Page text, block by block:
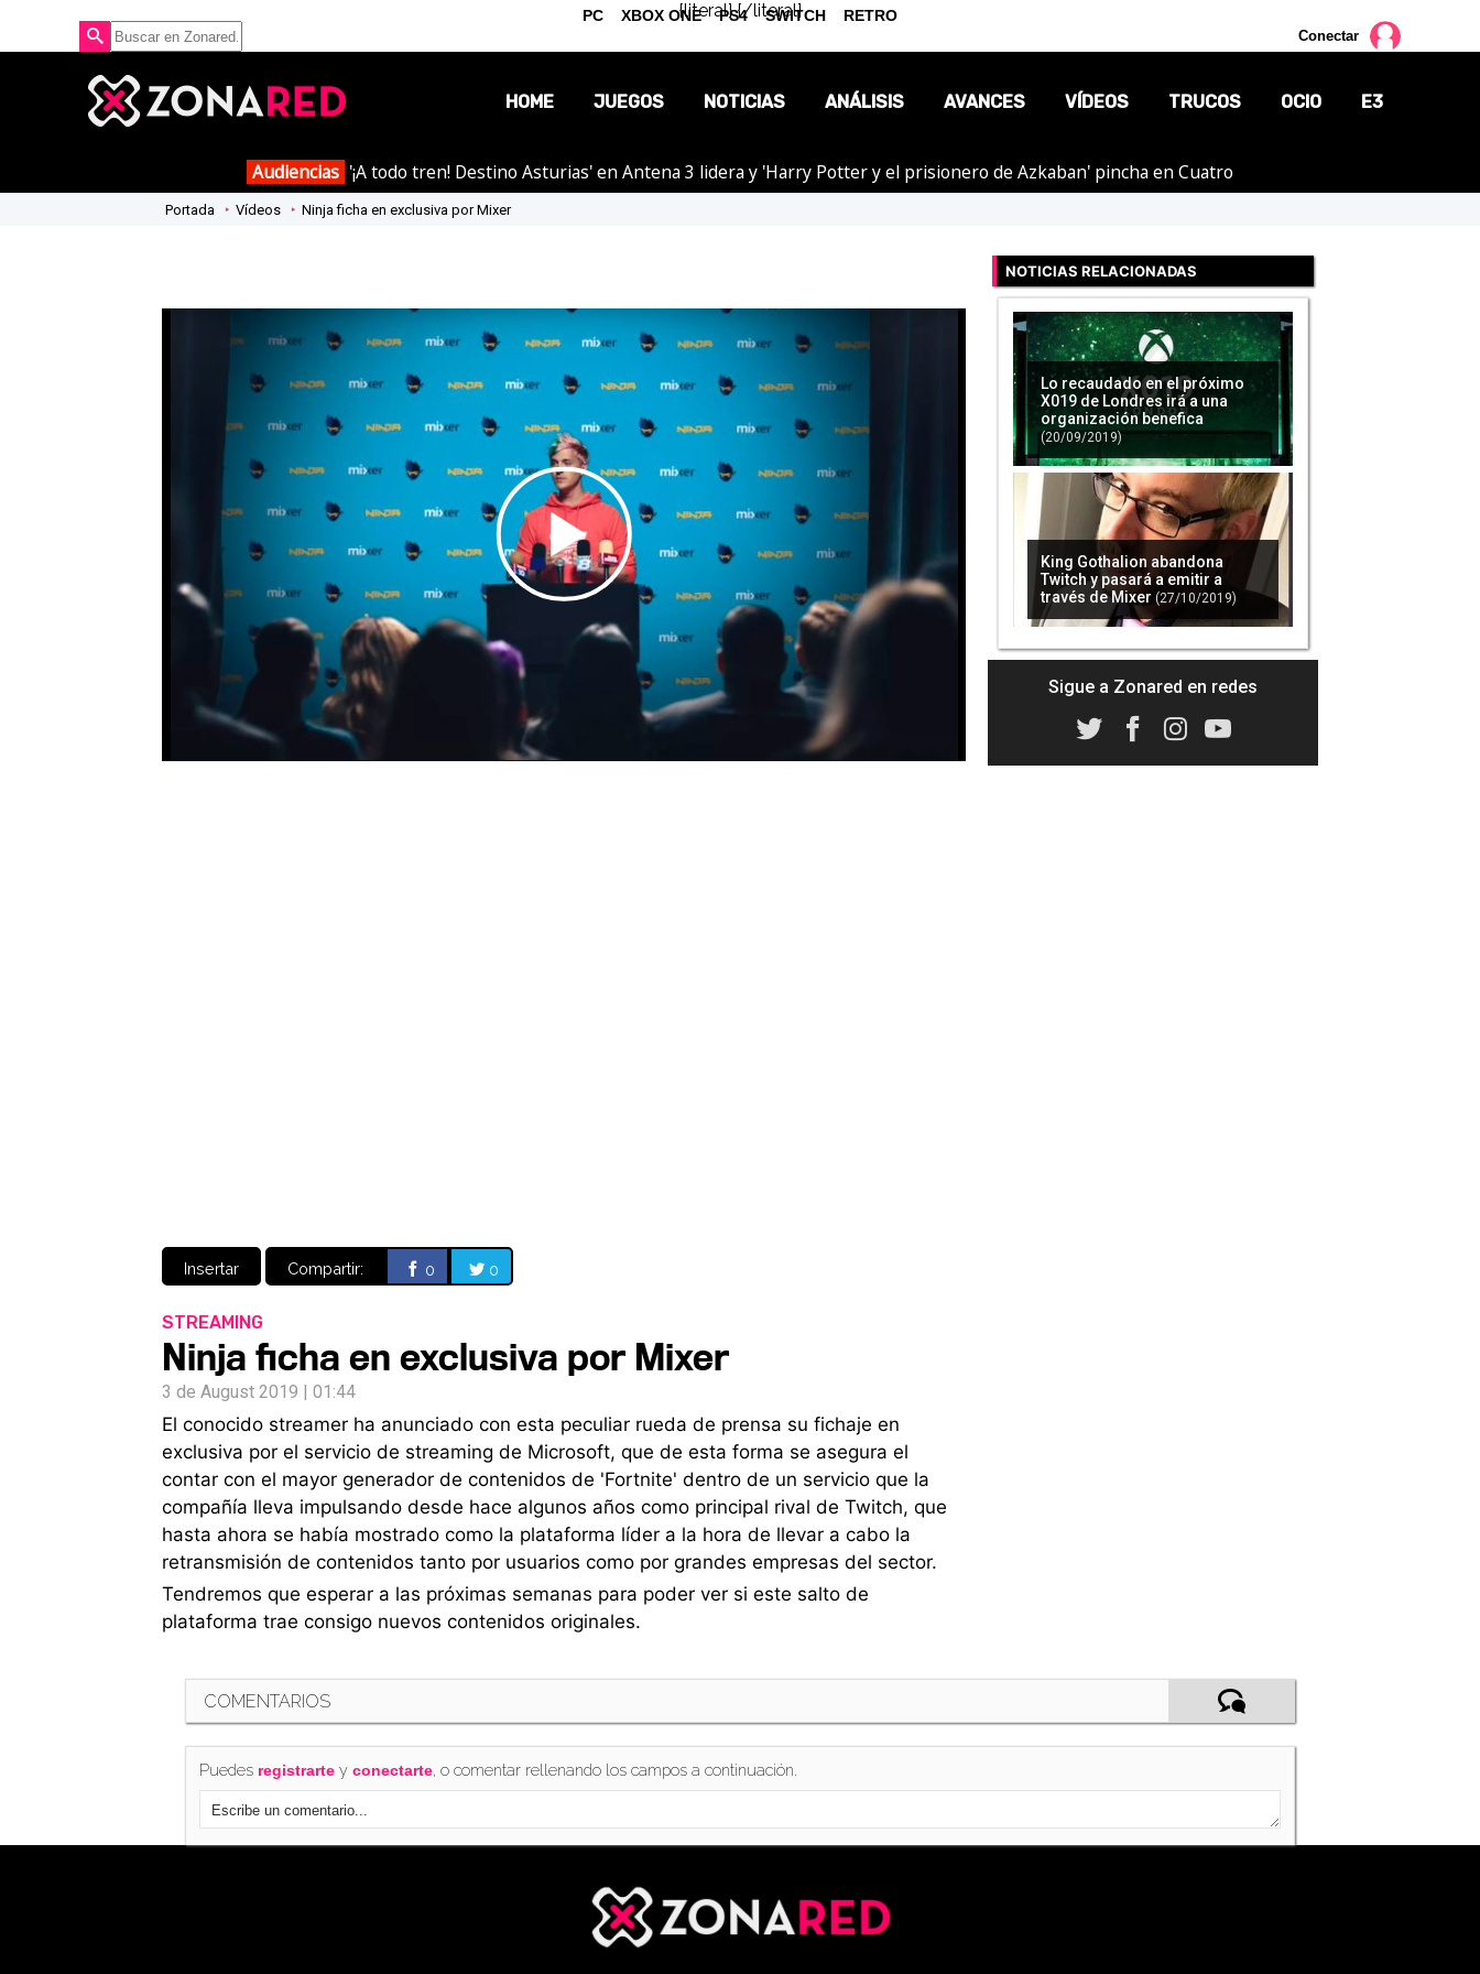
{literal}{/literal}
Conectar
HOME JUEGOS NOTICIAS
OPINIÓN
ANÁLISIS AVANCES VÍDEOS TRUCOS OCIO
MANGA
E3
Audiencias '¡A todo tren! Destino Asturias' en Antena 3 lidera y 'Harry Potter y el prisionero de Azkaban' pincha en Cuatro
Portada Vídeos Ninja ficha en exclusiva por Mixer
Play
Video
Insertar Compartir: 0 0
STREAMING
Ninja ficha en exclusiva por Mixer
3 de August 2019 | 01:44
El conocido streamer ha anunciado con esta peculiar rueda de prensa su fichaje en
exclusiva por el servicio de streaming de Microsoft, que de esta forma se asegura el
contar con el mayor generador de contenidos de 'Fortnite' dentro de un servicio que la
compañía lleva impulsando desde hace algunos años como principal rival de Twitch, que
hasta ahora se había mostrado como la plataforma líder a la hora de llevar a cabo la
retransmisión de contenidos tanto por usuarios como por grandes empresas del sector.
Tendremos que esperar a las próximas semanas para poder ver si este salto de
plataforma trae consigo nuevos contenidos originales.
NOTICIAS RELACIONADAS
Lo recaudado en el próximo
X019 de Londres irá a una
organización benefica
(20/09/2019)
King Gothalion abandona
Twitch y pasará a emitir a
través de Mixer (27/10/2019)
Sigue a Zonared en redes
COMENTARIOS
Puedes registrartey conectarte, o comentar rellenando los campos a continuación.
PC XBOX ONE PS4 SWITCH RETRO